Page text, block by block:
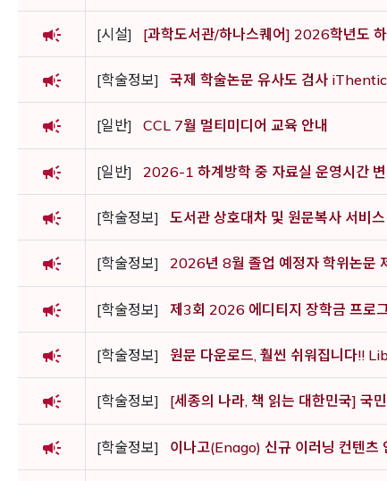
campaign [시설] [과학도서관/하나스퀘어] 2026학년도
campaign [학술정보] 국제 학술논문 유사도 검사
campaign [일반] CCL 7월 멀티미디어 교육 안내
campaign [일반] 2026-1 하계방학 중 자료실 운영시간
campaign [학술정보] 도서관 상호대차 및 원문복사 서비스
campaign [학술정보] 2026년 8월 졸업 예정자 학위논문
campaign [학술정보] 제3회 2026 에디티지 장학금 프로
campaign [학술정보] 원문 다운로드, 훨씬 쉬워집니다!!
campaign [학술정보] [세종의 나라, 책 읽는 대한민국] 국
campaign [학술정보] 이나고(Enago) 신규 이러닝 컨텐츠